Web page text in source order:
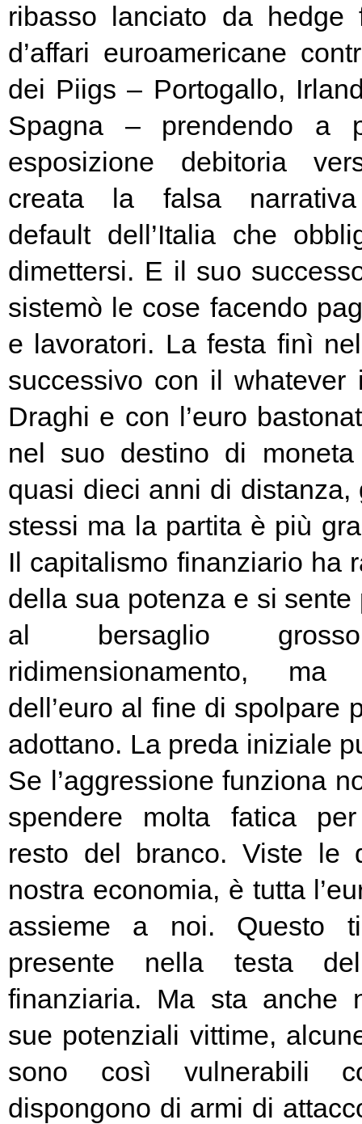
ribasso lanciato da hedge
d’affari euroamericane
dei Piigs – Portogallo,
Spagna – prendendo a
esposizione debitoria
creata la falsa narrativa
default dell’Italia che
dimettersi. E il suo
sistemò le cose facendo
e lavoratori. La festa finì
successivo con il whatever
Draghi e con l’euro
nel suo destino di
quasi dieci anni di
stessi ma la partita è più
Il capitalismo finanziario ha
della sua potenza e si sente
al bersaglio
ridimensionamento,
dell’euro al fine di spolpare
adottano. La preda iniziale
Se l’aggressione funziona
spendere molta fatica
resto del branco. Viste le
nostra economia, è tutta
assieme a noi. Questo
presente nella testa
finanziaria. Ma sta anche
sue potenziali vittime,
sono così vulnerabili
dispongono di armi di